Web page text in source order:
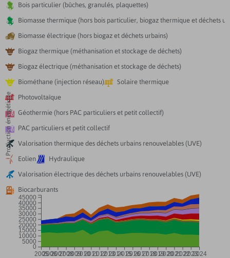
 Bois particulier (bûches, granulés, plaquettes)
 Biomasse thermique (hors bois particulier, biogaz thermique et déchets
 Biomasse électrique (hors biogaz et déchets urbains)
 Biogaz thermique (méthanisation et stockage de déchets)
 Biogaz électrique (méthanisation et stockage de déchets)
 Biométhane (injection réseau) Solaire thermique
 Photovoltaïque
 Géothermie (hors PAC particuliers et petit collectif)
 PAC particuliers et petit collectif
 Valorisation thermique des déchets urbains renouvelables (UVE)
 Eolien Hydraulique
 Valorisation électrique des déchets urbains renouvelables (UVE)
 Biocarburants
20052006200720082009201020112012201320142015201620172018201920202021202220232024
0
5000
10000
15000
20000
25000
30000
35000
40000
45000
Production énergétique